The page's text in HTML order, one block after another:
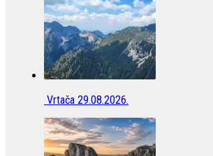
Vrtača 29.08.2026.